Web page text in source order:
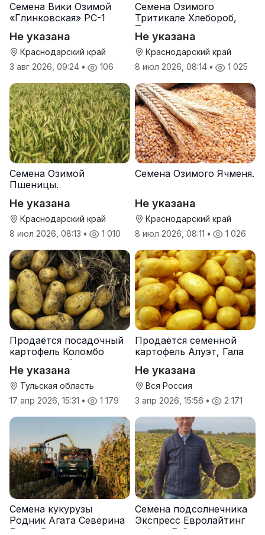
Семена Вики Озимой
«Глинковская» РС-1
Не указана
Краснодарский край
3 авг 2026, 09:24 • 106
Семена Озимого
Тритикале Хлебороб,
Тихон
Не указана
Краснодарский край
8 июл 2026, 08:14 • 1 025
Семена Озимой
Пшеницы.
Не указана
Краснодарский край
8 июл 2026, 08:13 • 1 010
Семена Озимого Ячменя.
Не указана
Краснодарский край
8 июл 2026, 08:11 • 1 026
Продаётся посадочный
картофель Коломбо
оптом от трёх тонн
Не указана
Тульская область
17 апр 2026, 15:31 • 1 179
Продаётся семенной
картофель Алуэт, Гала
Не указана
Вся Россия
3 апр 2026, 15:56 • 2 171
Семена кукурузы
Родник Агата Северина
Берта Вилора
Семена подсолнечника
Экспресс Евролайтинг
гибрид F-G+